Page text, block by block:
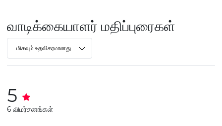
வாடிக்கையாளர் மதிப்புரைகள்
மிகவும் உதவிகரமானது
5
6 விமர்சனங்கள்